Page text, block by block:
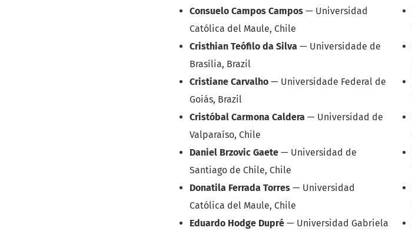
Consuelo Campos Campos — Universidad
Católica del Maule, Chile
Cristhian Teófilo da Silva — Universidade de
Brasília, Brazil
Cristiane Carvalho — Universidade Federal de
Goiás, Brazil
Cristóbal Carmona Caldera — Universidad de
Valparaíso, Chile
Daniel Brzovic Gaete — Universidad de
Santiago de Chile, Chile
Donatila Ferrada Torres — Universidad
Católica del Maule, Chile
Eduardo Hodge Dupré — Universidad Gabriela